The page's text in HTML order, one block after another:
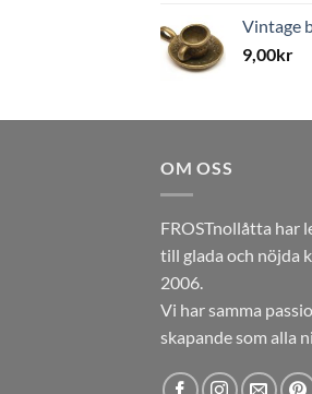
Vintage
9,00kr
OM OSS
FROSTnollåtta har
till glada och nöjda
2006.
Vi har samma
skapande som alla